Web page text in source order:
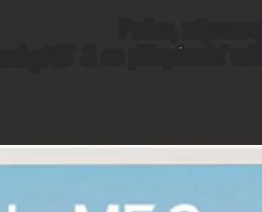
Práce,
se přizpůsobí